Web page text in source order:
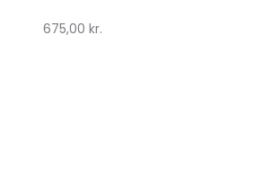
Lykke
675,00 kr.